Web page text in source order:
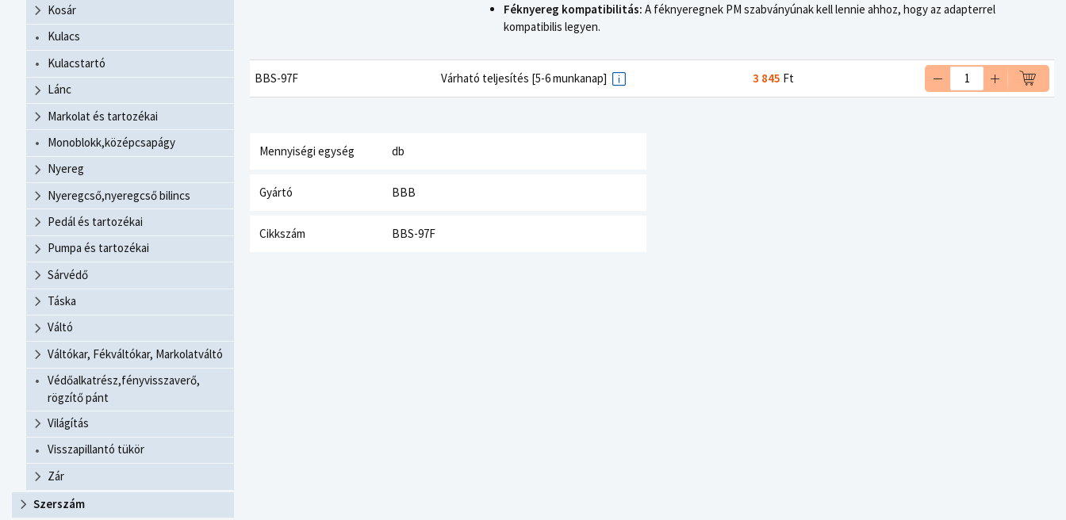
Kosár
Kulacs
Kulacstartó
Lánc
Markolat és tartozékai
Monoblokk,középcsapágy
Nyereg
Nyeregcső,nyeregcső bilincs
Pedál és tartozékai
Pumpa és tartozékai
Sárvédő
Táska
Váltó
Váltókar, Fékváltókar, Markolatváltó
Védőalkatrész,fényvisszaverő,
rögzítő pánt
Világítás
Visszapillantó tükör
Zár
Szerszám
Féknyereg kompatibilitás: A féknyeregnek PM szabványúnak kell lennie ahhoz, hogy az adapterrel
kompatibilis legyen.
BBS-97F Várható teljesítés [5-6 munkanap] 3 845 Ft
Mennyiségi egység db
Gyártó BBB
Cikkszám BBS-97F